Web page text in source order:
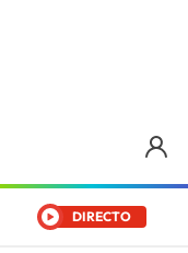
DIRECTO